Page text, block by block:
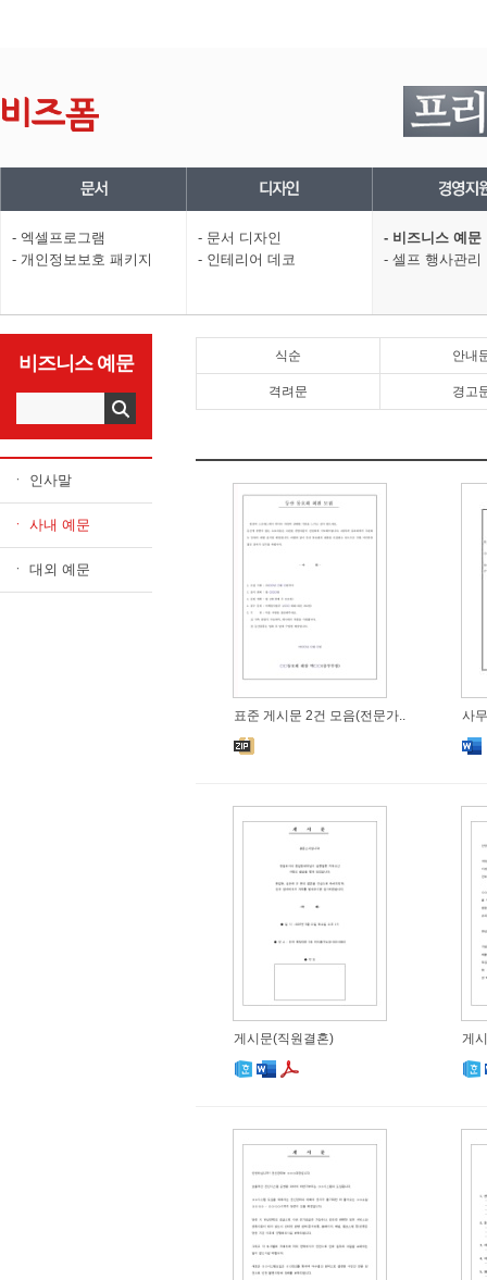
- 엑셀프로그램
- 개인정보보호 패키지
- 문서 디자인
- 인테리어 데코
- 비즈니스 예문
- 셀프 행사관리
비즈니스 예문
ㆍ 인사말
ㆍ 사내 예문
ㆍ 대외 예문
식순 안내
격려문 경고
표준 게시문 2건 모음(전문가.. 사
게시문(직원결혼) 게